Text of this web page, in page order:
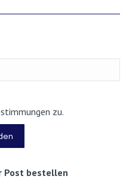
zu.
Post bestellen